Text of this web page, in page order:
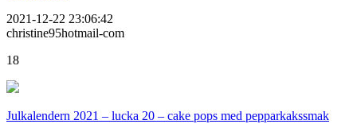
2021-12-22 23:06:42
christine95hotmail-com
18
Julkalendern 2021 – lucka 20 – cake pops med pepparkakssmak